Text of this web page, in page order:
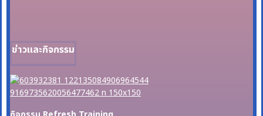
ข่าวและกิจกรรม